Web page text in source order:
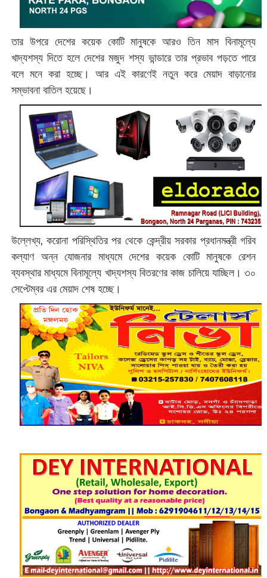
তার উপরে দেশের কয়েক কোটি মানুষকে আরও তিন মাস বিনামূল্যে
খাদ্যশস্য দিতে হলে দেশের মজুদ শস্য ভান্ডারে তার প্রভাব পড়তে পারে
বলে মনে করা হচ্ছে। আর এই কারণেই নতুন করে মেয়াদ বাড়ানোর
সম্ভাবনা বাতিল হয়েছে।
উল্লেখ্য, করোনা পরিস্থিতির পর থেকে কেন্দ্রীয় সরকার প্রধানমন্ত্রী গরিব
কল্যাণ অন্ন যোজনার মাধ্যমে দেশের কয়েক কোটি মানুষকে রেশন
ব্যবস্থার মাধ্যমে বিনামূল্যে খাদ্যশস্য বিতরণের কাজ চালিয়ে যাচ্ছিল। ৩০
সেপ্টেম্বর এর মেয়াদ শেষ হচ্ছে।